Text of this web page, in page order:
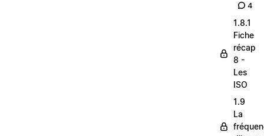
4
1.8.1
Fiche
récap
8 -
Les
ISO
1.9
La